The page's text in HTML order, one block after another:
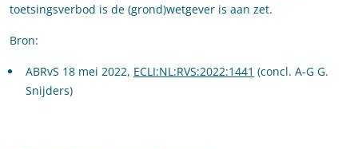
toetsingsverbod is de (grond)wetgever is aan zet.
Bron:
ABRvS 18 mei 2022, ECLI:NL:RVS:2022:1441 (concl. A-G G.
Snijders)